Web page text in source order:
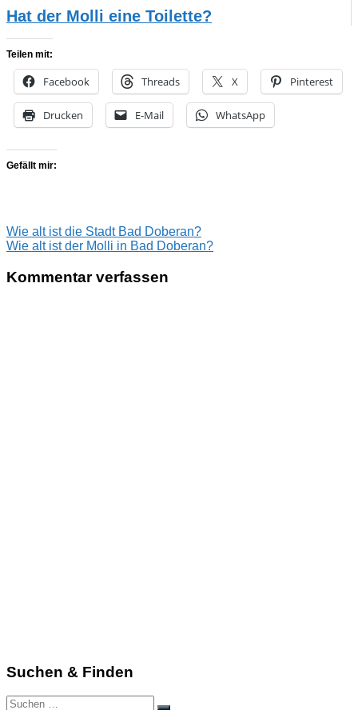
Hat der Molli eine Toilette?
Teilen mit:
Facebook Threads X Pinterest
Drucken E-Mail WhatsApp
Gefällt mir:
Beitragsnavigation
Vorheriger
Beitrag:
Wie alt ist die Stadt Bad Doberan?
Nächster
Wie alt ist der Molli in Bad Doberan?
Kommentar verfassen
Suchen & Finden
Suchen